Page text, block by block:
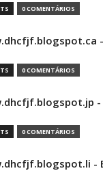
0 COMENTÁRIOS
-
0 COMENTÁRIOS
-
0 COMENTÁRIOS
-